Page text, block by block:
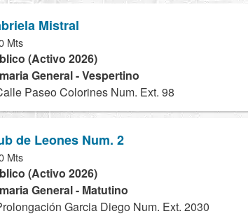
Mistral
Mts
(Activo 2026)
General - Vespertino
Paseo Colorines Num. Ext. 98
de Leones Num. 2
Mts
(Activo 2026)
General - Matutino
Garcia Diego Num. Ext. 2030